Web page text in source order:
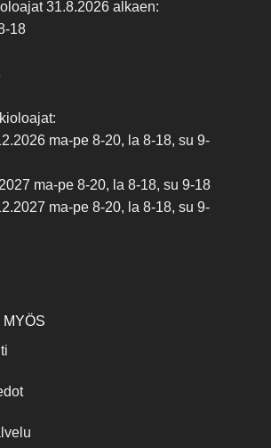
31.8.2026 alkaen:
18
ma-pe 8-20, la 8-18, su 9-
ma-pe 8-20, la 8-18, su 9-18
ma-pe 8-20, la 8-18, su 9-